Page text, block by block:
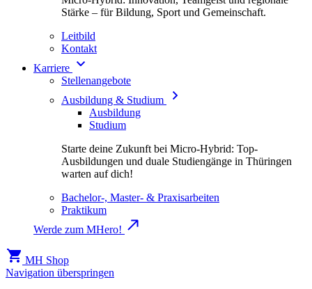
Stärke – für Bildung, Sport und Gemeinschaft.
Leitbild
Kontakt
Karriere
Stellenangebote
Ausbildung & Studium
Ausbildung
Studium
Starte deine Zukunft bei Micro-Hybrid: Top-
Ausbildungen und duale Studiengänge in Thüringen
warten auf dich!
Bachelor-, Master- & Praxisarbeiten
Praktikum
Werde zum MHero!
MH Shop
Navigation überspringen